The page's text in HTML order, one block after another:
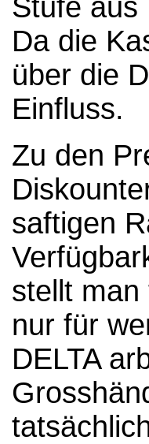
Stufe aus
Da die
über die
Einfluss.
Zu den
saftigen
stellt
nur für
DELTA